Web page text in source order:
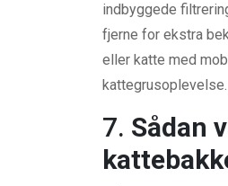
indbyggede
fjerne for ekstra
eller katte med
kattegrusoplevelse.
7. Sådan